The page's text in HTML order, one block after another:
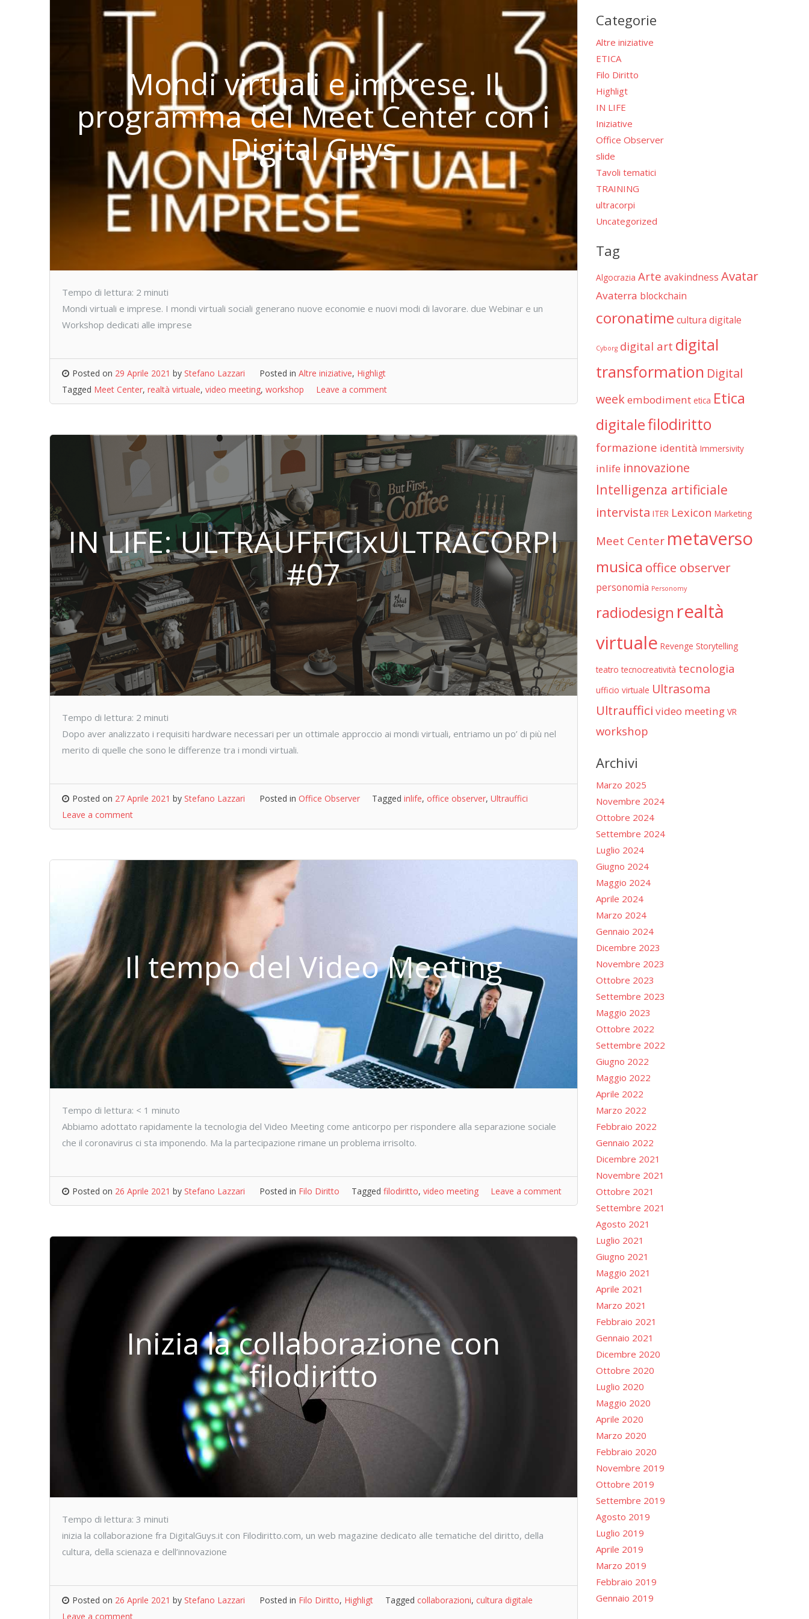
Mondi virtuali e imprese. Il
programma del Meet Center con i
Digital Guys
Tempo di lettura: 2 minuti
Mondi virtuali e imprese. I mondi virtuali sociali generano nuove economie e nuovi modi di lavorare. due Webinar e un
Workshop dedicati alle imprese
Posted on 29 Aprile 2021 by Stefano Lazzari Posted in Altre iniziative, Highligt
Tagged Meet Center, realtà virtuale, video meeting, workshop Leave a comment
IN LIFE: ULTRAUFFICIxULTRACORPI
#07
Tempo di lettura: 2 minuti
Dopo aver analizzato i requisiti hardware necessari per un ottimale approccio ai mondi virtuali, entriamo un po’ di più nel
merito di quelle che sono le differenze tra i mondi virtuali.
Posted on 27 Aprile 2021 by Stefano Lazzari Posted in Office Observer Tagged inlife, office observer, Ultrauffici
Leave a comment
Il tempo del Video Meeting
Tempo di lettura: < 1 minuto
Abbiamo adottato rapidamente la tecnologia del Video Meeting come anticorpo per rispondere alla separazione sociale
che il coronavirus ci sta imponendo. Ma la partecipazione rimane un problema irrisolto.
Posted on 26 Aprile 2021 by Stefano Lazzari Posted in Filo Diritto Tagged filodiritto, video meeting Leave a comment
Inizia la collaborazione con
filodiritto
Tempo di lettura: 3 minuti
inizia la collaborazione fra DigitalGuys.it con Filodiritto.com, un web magazine dedicato alle tematiche del diritto, della
cultura, della scienaza e dell’innovazione
Posted on 26 Aprile 2021 by Stefano Lazzari Posted in Filo Diritto, Highligt Tagged collaborazioni, cultura digitale
Leave a comment
Categorie
Altre iniziative
ETICA
Filo Diritto
Highligt
IN LIFE
Iniziative
Office Observer
slide
Tavoli tematici
TRAINING
ultracorpi
Uncategorized
Tag
Algocrazia Arte avakindness Avatar
Avaterra blockchain
coronatime cultura digitale
Cyborg digital art digital
transformation Digital
weekembodiment etica Etica
digitalefilodiritto
formazione identità Immersivity
inlife innovazione
Intelligenza artificiale
intervista ITER Lexicon Marketing
Meet Center metaverso
musica office observer
personomia Personomy
radiodesign realtà
virtuale Revenge Storytelling
teatro tecnocreatività tecnologia
ufficio virtuale Ultrasoma
Ultrauffici video meeting VR
workshop
Archivi
Marzo 2025
Novembre 2024
Ottobre 2024
Settembre 2024
Luglio 2024
Giugno 2024
Maggio 2024
Aprile 2024
Marzo 2024
Gennaio 2024
Dicembre 2023
Novembre 2023
Ottobre 2023
Settembre 2023
Maggio 2023
Ottobre 2022
Settembre 2022
Giugno 2022
Maggio 2022
Aprile 2022
Marzo 2022
Febbraio 2022
Gennaio 2022
Dicembre 2021
Novembre 2021
Ottobre 2021
Settembre 2021
Agosto 2021
Luglio 2021
Giugno 2021
Maggio 2021
Aprile 2021
Marzo 2021
Febbraio 2021
Gennaio 2021
Dicembre 2020
Ottobre 2020
Luglio 2020
Maggio 2020
Aprile 2020
Marzo 2020
Febbraio 2020
Novembre 2019
Ottobre 2019
Settembre 2019
Agosto 2019
Luglio 2019
Aprile 2019
Marzo 2019
Febbraio 2019
Gennaio 2019